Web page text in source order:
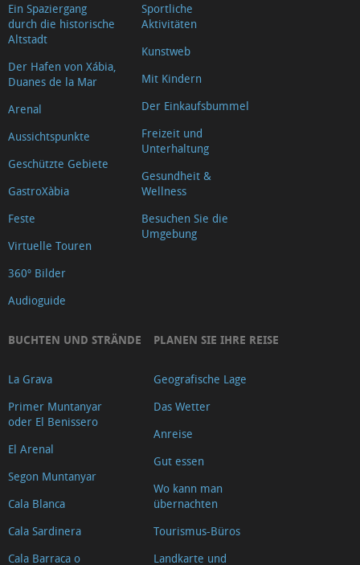
Ein Spaziergang
durch die historische
Altstadt
Der Hafen von Xábia,
Duanes de la Mar
Arenal
Aussichtspunkte
Geschützte Gebiete
GastroXàbia
Feste
Virtuelle Touren
360º Bilder
Audioguide
Sportliche
Aktivitäten
Kunstweb
Mit Kindern
Der Einkaufsbummel
Freizeit und
Unterhaltung
Gesundheit &
Wellness
Besuchen Sie die
Umgebung
BUCHTEN UND STRÄNDE
La Grava
Primer Muntanyar
oder El Benissero
El Arenal
Segon Muntanyar
Cala Blanca
Cala Sardinera
Cala Barraca o
PLANEN SIE IHRE REISE
Geografische Lage
Das Wetter
Anreise
Gut essen
Wo kann man
übernachten
Tourismus-Büros
Landkarte und